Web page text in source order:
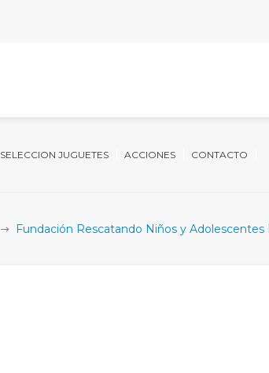
SELECCION JUGUETES ACCIONES CONTACTO
Fundación Rescatando Niños y Adolescentes